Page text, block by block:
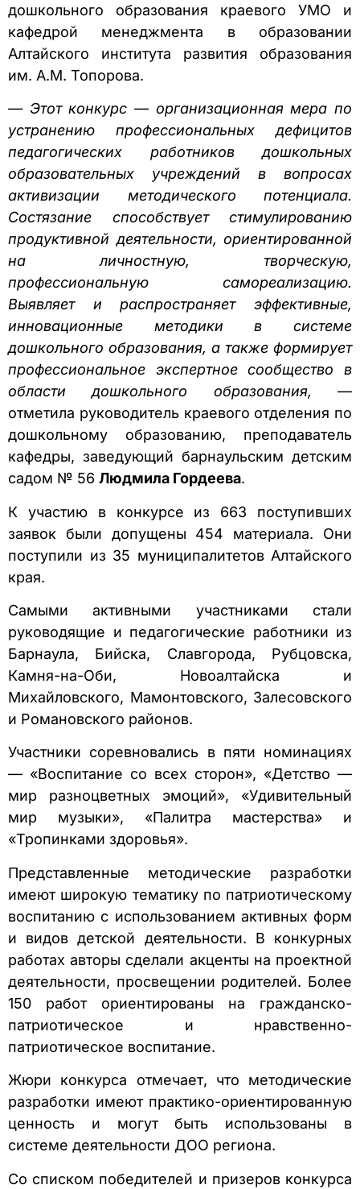
дошкольного образования краевого УМО и
кафедрой менеджмента в образовании
Алтайского института развития образования
им. А.М. Топорова.
— Этот конкурс — организационная мера по
устранению профессиональных дефицитов
педагогических работников дошкольных
образовательных учреждений в вопросах
активизации методического потенциала.
Состязание способствует стимулированию
продуктивной деятельности, ориентированной
на личностную, творческую,
профессиональную самореализацию.
Выявляет и распространяет эффективные,
инновационные методики в системе
дошкольного образования, а также формирует
профессиональное экспертное сообщество в
области дошкольного образования, —
отметила руководитель краевого отделения по
дошкольному образованию, преподаватель
кафедры, заведующий барнаульским детским
садом № 56 Людмила Гордеева.
К участию в конкурсе из 663 поступивших
заявок были допущены 454 материала. Они
поступили из 35 муниципалитетов Алтайского
края.
Самыми активными участниками стали
руководящие и педагогические работники из
Барнаула, Бийска, Славгорода, Рубцовска,
Камня-на-Оби, Новоалтайска и
Михайловского, Мамонтовского, Залесовского
и Романовского районов.
Участники соревновались в пяти номинациях
— «Воспитание со всех сторон», «Детство —
мир разноцветных эмоций», «Удивительный
мир музыки», «Палитра мастерства» и
«Тропинками здоровья».
Представленные методические разработки
имеют широкую тематику по патриотическому
воспитанию с использованием активных форм
и видов детской деятельности. В конкурных
работах авторы сделали акценты на проектной
деятельности, просвещении родителей. Более
150 работ ориентированы на гражданско-
патриотическое и нравственно-
патриотическое воспитание.
Жюри конкурса отмечает, что методические
разработки имеют практико-ориентированную
ценность и могут быть использованы в
системе деятельности ДОО региона.
Со списком победителей и призеров конкурса